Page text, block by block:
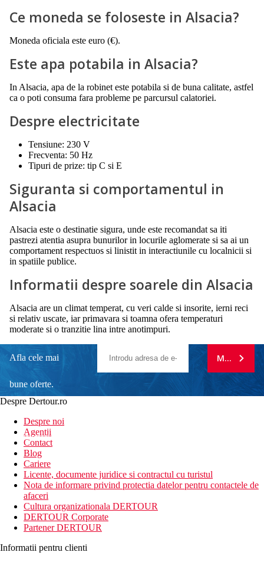
Ce moneda se foloseste in Alsacia?
Moneda oficiala este euro (€).
Este apa potabila in Alsacia?
In Alsacia, apa de la robinet este potabila si de buna calitate, astfel
ca o poti consuma fara probleme pe parcursul calatoriei.
Despre electricitate
Tensiune: 230 V
Frecventa: 50 Hz
Tipuri de prize: tip C si E
Siguranta si comportamentul in
Alsacia
Alsacia este o destinatie sigura, unde este recomandat sa iti
pastrezi atentia asupra bunurilor in locurile aglomerate si sa ai un
comportament respectuos si linistit in interactiunile cu localnicii si
in spatiile publice.
Informatii despre soarele din Alsacia
Alsacia are un climat temperat, cu veri calde si insorite, ierni reci
si relativ uscate, iar primavara si toamna ofera temperaturi
moderate si o tranzitie lina intre anotimpuri.
Afla cele mai
bune oferte.
newsletter!
MA
Despre Dertour.ro
Despre noi
Agentii
Contact
Blog
Cariere
Licente, documente juridice si contractul cu turistul
Nota de informare privind protectia datelor pentru contactele de
afaceri
Cultura organizationala DERTOUR
DERTOUR Corporate
Partener DERTOUR
Informatii pentru clienti